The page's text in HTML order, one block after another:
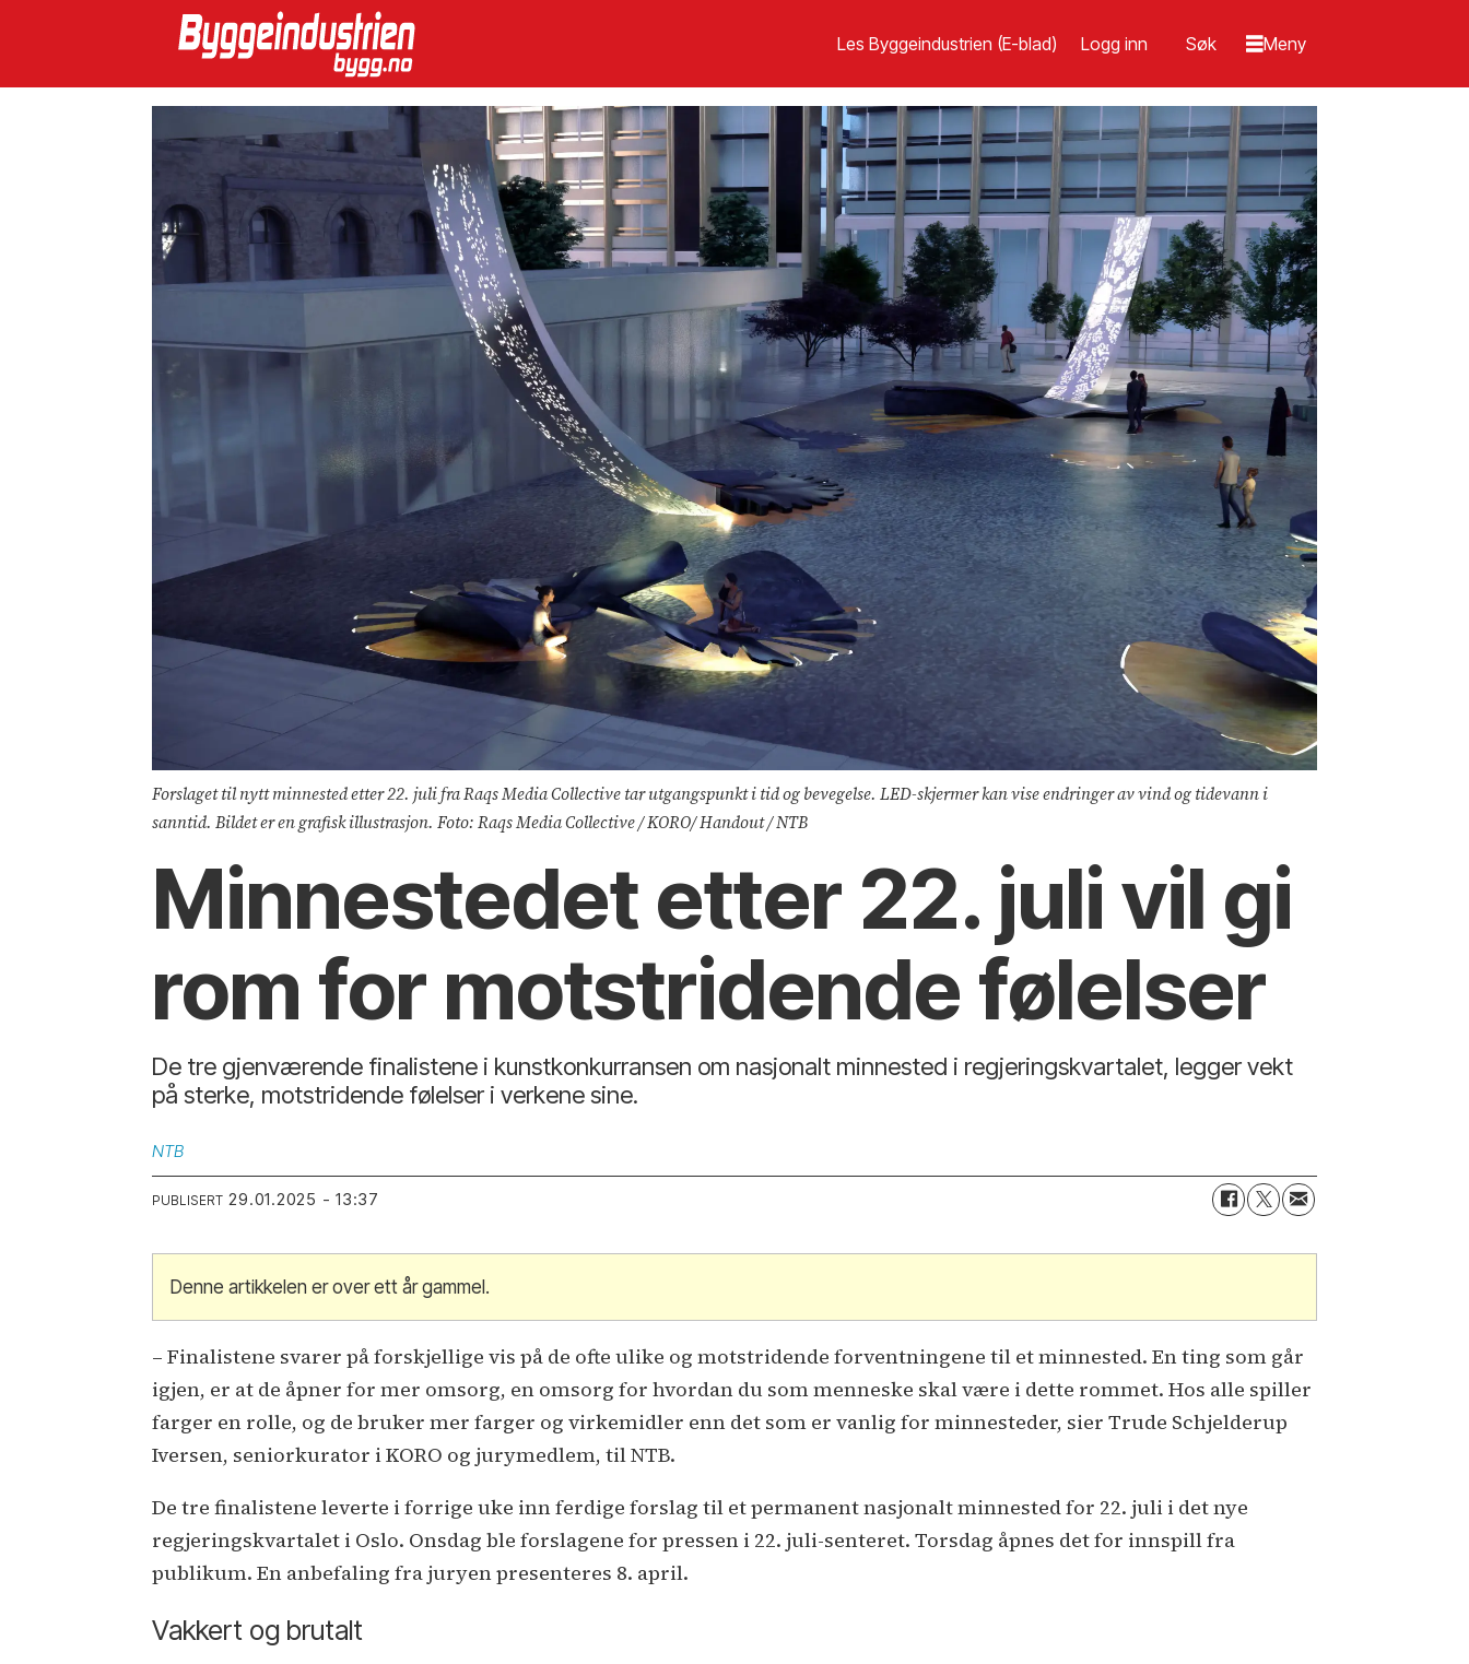
Les Byggeindustrien (E-blad) Logg inn
Forslaget til nytt minnested etter 22. juli fra Raqs Media Collective tar utgangspunkt i tid og bevegelse. LED-skjermer kan vise endringer av vind og tidevann i
sanntid. Bildet er en grafisk illustrasjon. Foto: Raqs Media Collective / KORO/ Handout / NTB
Minnestedet etter 22. juli vil gi
rom for motstridende følelser
De tre gjenværende finalistene i kunstkonkurransen om nasjonalt minnested i regjeringskvartalet, legger vekt
på sterke, motstridende følelser i verkene sine.
NTB
PUBLISERT 29.01.2025 - 13:37
Denne artikkelen er over ett år gammel.
– Finalistene svarer på forskjellige vis på de ofte ulike og motstridende forventningene til et minnested. En ting som går
igjen, er at de åpner for mer omsorg, en omsorg for hvordan du som menneske skal være i dette rommet. Hos alle spiller
farger en rolle, og de bruker mer farger og virkemidler enn det som er vanlig for minnesteder, sier Trude Schjelderup
Iversen, seniorkurator i KORO og jurymedlem, til NTB.
De tre finalistene leverte i forrige uke inn ferdige forslag til et permanent nasjonalt minnested for 22. juli i det nye
regjeringskvartalet i Oslo. Onsdag ble forslagene for pressen i 22. juli-senteret. Torsdag åpnes det for innspill fra
publikum. En anbefaling fra juryen presenteres 8. april.
Vakkert og brutalt